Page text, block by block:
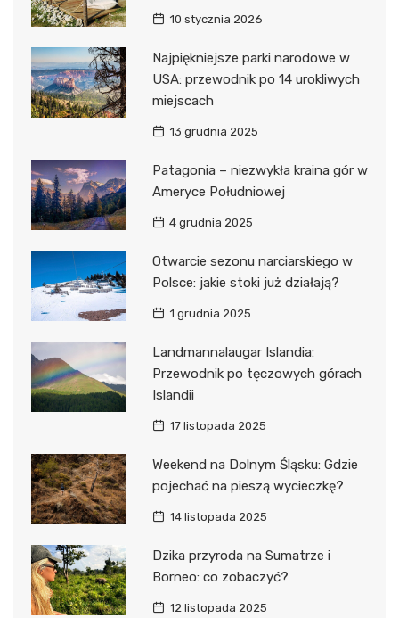
10 stycznia 2026
Najpiękniejsze parki narodowe w
USA: przewodnik po 14 urokliwych
miejscach
13 grudnia 2025
Patagonia – niezwykła kraina gór w
Ameryce Południowej
4 grudnia 2025
Otwarcie sezonu narciarskiego w
Polsce: jakie stoki już działają?
1 grudnia 2025
Landmannalaugar Islandia:
Przewodnik po tęczowych górach
Islandii
17 listopada 2025
Weekend na Dolnym Śląsku: Gdzie
pojechać na pieszą wycieczkę?
14 listopada 2025
Dzika przyroda na Sumatrze i
Borneo: co zobaczyć?
12 listopada 2025